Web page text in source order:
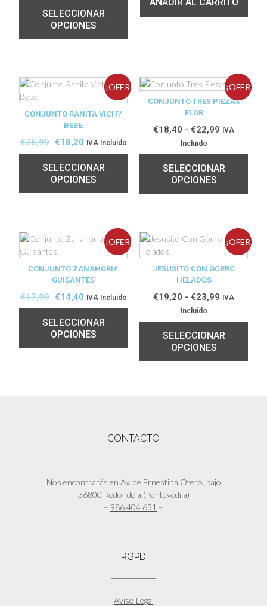
SELECCIONAR
OPCIONES
¡OFER
TA!
CONJUNTO RANITA VICHY
BEBE
€25,99 €18,20 IVA Incluido
SELECCIONAR
OPCIONES
¡OFER
CONJUNTO TRES PIEZAS
FLOR
€18,40 - €22,99 IVA
Incluido
SELECCIONAR
OPCIONES
¡OFER
TA!
CONJUNTO ZANAHORIA
GUISANTES
€17,99 €14,40 IVA Incluido
SELECCIONAR
OPCIONES
¡OFER
TA!
JESUSITO CON GORRO
HELADOS
€19,20 - €23,99 IVA
Incluido
SELECCIONAR
OPCIONES
CONTACTO
Nos encontrarás en Av. de Ernestina Otero, bajo
36800 Redondela (Pontevedra)
– 986 404 631 –
RGPD
Aviso Legal